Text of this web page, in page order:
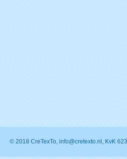
© 2018 CreTexTo, info@cretexto.nl, KvK